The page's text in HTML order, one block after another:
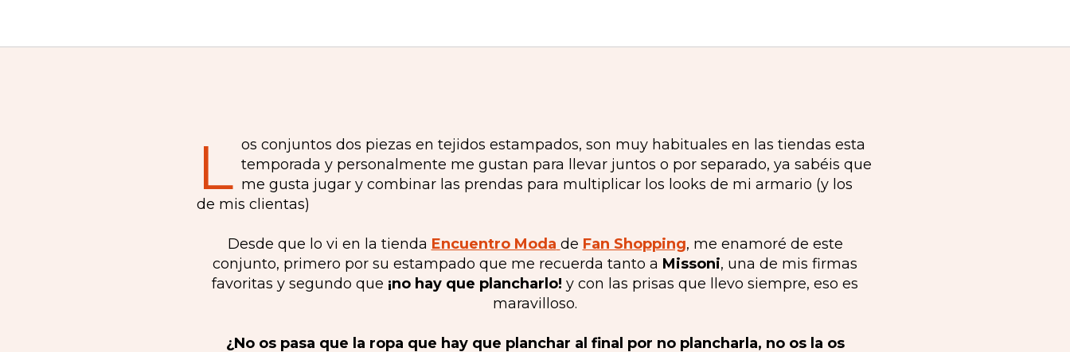
L os conjuntos dos piezas en tejidos estampados, son muy habituales en las tiendas esta
temporada y personalmente me gustan para llevar juntos o por separado, ya sabéis que
me gusta jugar y combinar las prendas para multiplicar los looks de mi armario (y los
de mis clientas)
Desde que lo vi en la tienda Encuentro Moda de Fan Shopping, me enamoré de este
conjunto, primero por su estampado que me recuerda tanto a Missoni, una de mis firmas
favoritas y segundo que ¡no hay que plancharlo! y con las prisas que llevo siempre, eso es
maravilloso.
¿No os pasa que la ropa que hay que planchar al final por no plancharla, no os la os